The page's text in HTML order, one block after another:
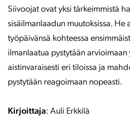
Siivoojat ovat yksi tärkeimmistä
sisäilmanlaadun muutoksissa. He
työpäivänsä kohteessa
ilmanlaatua pystytään arvioimaan
aistinvaraisesti eri tiloissa ja
pystytään reagoimaan nopeasti.
Kirjoittaja: Auli Erkkilä